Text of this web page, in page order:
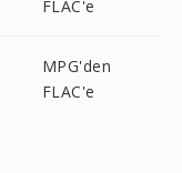
FLAC'e
MPG'den
FLAC'e